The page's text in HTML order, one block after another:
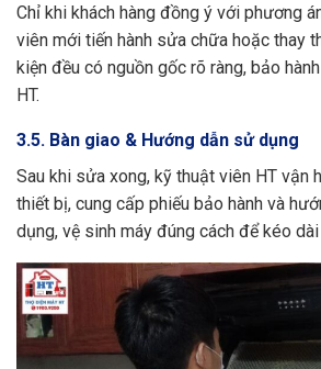
Chỉ khi khách hàng đồng ý với phương
viên mới tiến hành sửa chữa hoặc thay
kiện đều có nguồn gốc rõ ràng, bảo
HT.
3.5. Bàn giao & Hướng dẫn sử dụng
Sau khi sửa xong, kỹ thuật viên HT vận
thiết bị, cung cấp phiếu bảo hành và
dụng, vệ sinh máy đúng cách để kéo